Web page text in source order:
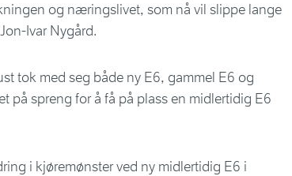
og næringslivet, som nå vil slippe lange
Ivar Nygård.
tok med seg både ny E6, gammel E6 og
på spreng for å få på plass en midlertidig E6
i kjøremønster ved ny midlertidig E6 i